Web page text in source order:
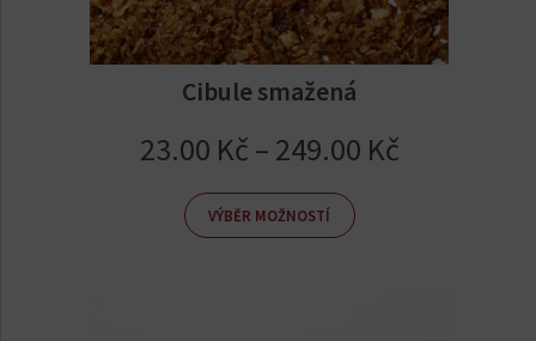
Cibule smažená
23.00 Kč – 249.00 KčRozpětí
VÝBĚR MOŽNOSTÍ